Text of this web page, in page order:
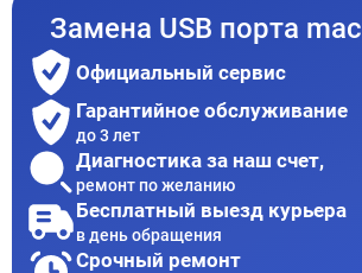
Замена USB порта
Официальный сервис
Гарантийное обслуживание
до 3 лет
Диагностика за наш счет,
ремонт по желанию
Бесплатный выезд курьера
в день обращения
Срочный ремонт